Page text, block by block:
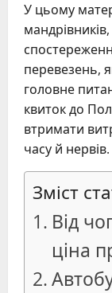
У цьому
перевезень,
головне
квиток до
втримати
часу й нервів.
Зміст
Від
ціна